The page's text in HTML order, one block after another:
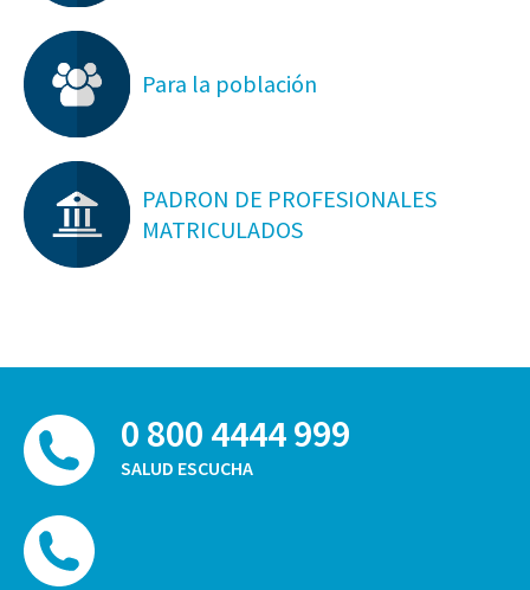
Para la población
PADRON DE PROFESIONALES
MATRICULADOS
0 800 4444 999
SALUD ESCUCHA